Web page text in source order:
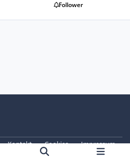
Follower
Kontakt Cookies
Impressum
e. V.
Powered by Invision Community